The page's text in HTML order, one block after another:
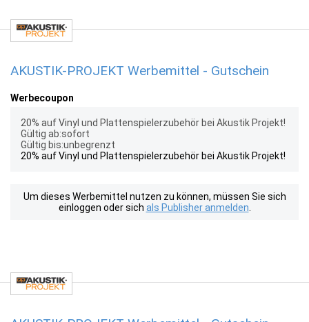
AKUSTIK-PROJEKT Werbemittel - Gutschein
Werbecoupon
20% auf Vinyl und Plattenspielerzubehör bei Akustik Projekt!
Gültig ab:sofort
Gültig bis:unbegrenzt
20% auf Vinyl und Plattenspielerzubehör bei Akustik Projekt!
Um dieses Werbemittel nutzen zu können, müssen Sie sich
einloggen oder sich als Publisher anmelden